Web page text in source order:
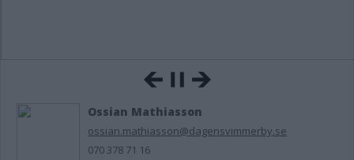
Ossian Mathiasson
ossian.mathiasson@dagensvimmerby.se
070 378 71 16